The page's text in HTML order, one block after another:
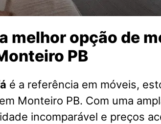
melhor opção de
PB
é a referência em móveis,
Monteiro PB. Com uma
incomparável e preços